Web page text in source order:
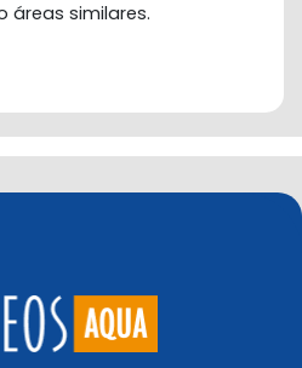
áreas similares.